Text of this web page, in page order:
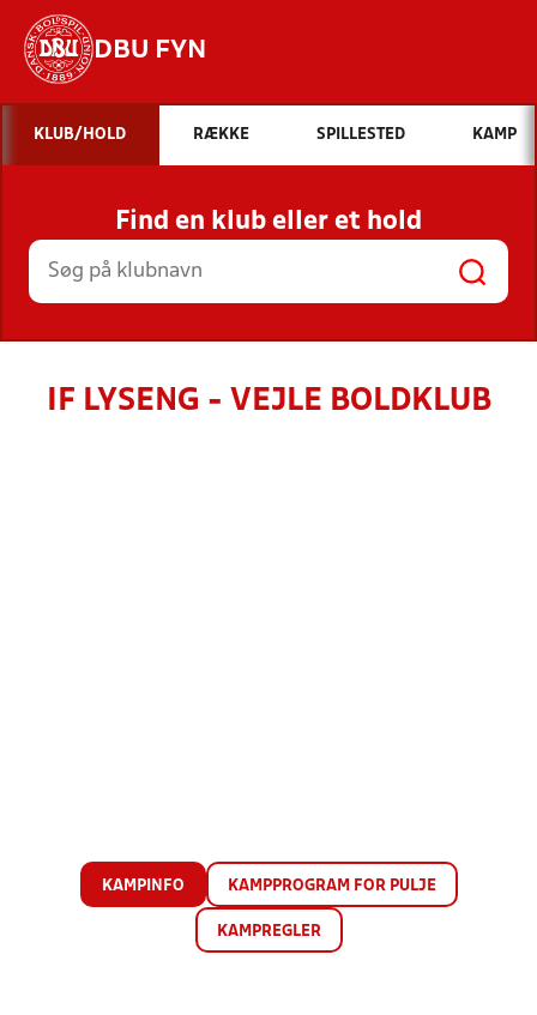
DBU FYN
Hvad vil du søge efter?
INDHOLD OG NYHEDER
STILLINGER, RESULTATER, KLUBBER OG
HOLD
KLUB/HOLD RÆKKE SPILLESTED KAMP
Find en klub eller et hold
IF LYSENG - VEJLE BOLDKLUB
KAMPINFO KAMPPROGRAM FOR PULJE
KAMPREGLER